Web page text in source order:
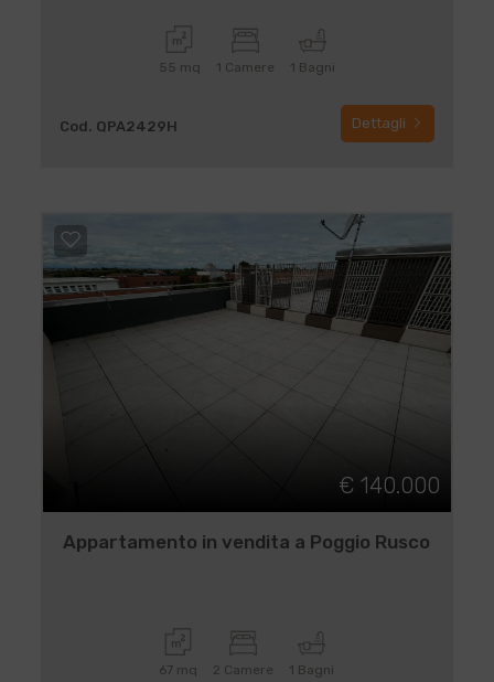
55 mq 1 Camere 1 Bagni
Cod. QPA2429H Dettagli
€ 140.000
Appartamento in vendita a Poggio Rusco
67 mq 2 Camere 1 Bagni